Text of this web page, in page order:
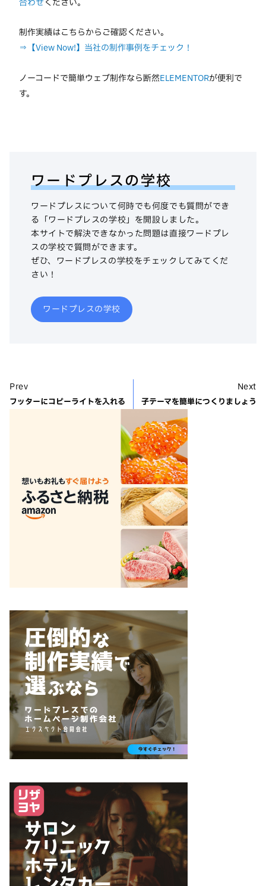
合わせください。
制作実績はこちらからご確認ください。
⇒【View Now!】当社の制作事例をチェック！
ノーコードで簡単ウェブ制作なら断然ELEMENTORが便利で
す。
ワードプレスの学校
ワードプレスについて何時でも何度でも質問ができ
る「ワードプレスの学校」を開設しました。
本サイトで解決できなかった問題は直接ワードプレ
スの学校で質問ができます。
ぜひ、ワードプレスの学校をチェックしてみてくだ
さい！
ワードプレスの学校
Prev
フッターにコピーライトを入れる
Next
子テーマを簡単につくりましょう